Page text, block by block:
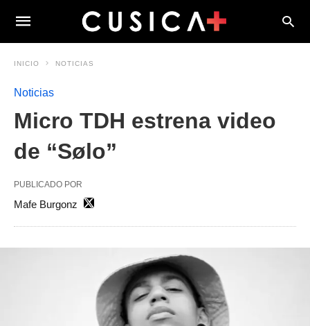
INICIO NOTICIAS
Noticias
Micro TDH estrena video
de “Sølo”
PUBLICADO POR
Mafe Burgonz